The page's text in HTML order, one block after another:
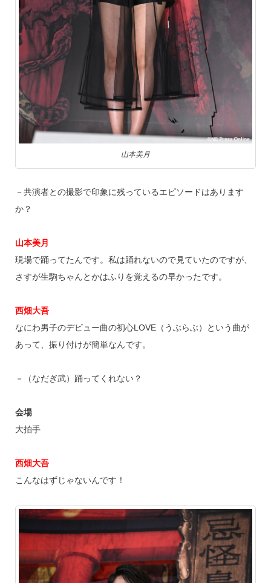
山本美月
－共演者との撮影で印象に残っているエピソードはあります
か？
山本美月
現場で踊ってたんです。私は踊れないので見ていたのですが、
さすが生駒ちゃんとかはふりを覚えるの早かったです。
西畑大吾
なにわ男子のデビュー曲の初心LOVE（うぶらぶ）という曲が
あって、振り付けが簡単なんです。
－（なだぎ武）踊ってくれない？
会場
大拍手
西畑大吾
こんなはずじゃないんです！